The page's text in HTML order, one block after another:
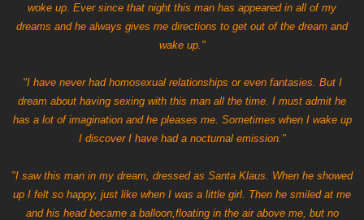
woke up. Ever since that night this man has appeared in all of my
dreams and he always gives me directions to get out of the dream and
wake up."
"I have never had homosexual relationships or even fantasies. But I
dream about having sexing with this man all the time. I must admit he
has a lot of imagination and he pleases me. Sometimes when I wake up
I discover I have had a nocturnal emission."
"I saw this man in my dream, dressed as Santa Klaus. When he showed
up I felt so happy, just like when I was a little girl. Then he smiled at me
and his head became a balloon,floating in the air above me, but no